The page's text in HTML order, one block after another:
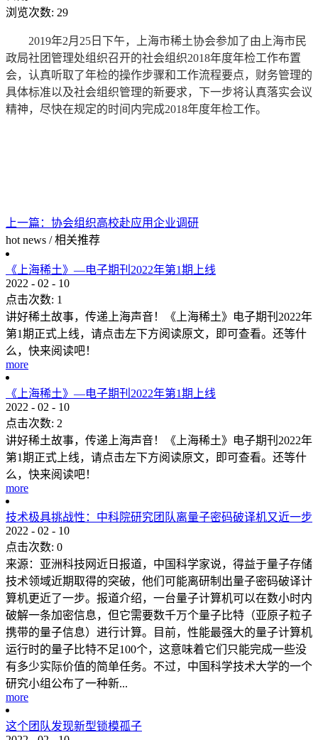
浏览次数: 29
2019年2月25日下午，上海市稀土协会参加了由上海市民
政局社团管理处组织召开的社会组织2018年度年检工作布置
会，认真听取了年检的操作步骤和工作流程要点，财务管理的
具体标准以及社会组织管理的新要求，下一步将认真落实会议
精神，尽快在规定的时间内完成2018年度年检工作。
上一篇： 协会组织高校赴应用企业调研
hot news / 相关推荐
《上海稀土》—电子期刊2022年第1期上线
2022 - 02 - 10
点击次数: 1
讲好稀土故事，传递上海声音！《上海稀土》电子期刊2022年
第1期正式上线，请点击左下方阅读原文，即可查看。还等什
么，快来阅读吧！
more
《上海稀土》—电子期刊2022年第1期上线
2022 - 02 - 10
点击次数: 2
讲好稀土故事，传递上海声音！《上海稀土》电子期刊2022年
第1期正式上线，请点击左下方阅读原文，即可查看。还等什
么，快来阅读吧！
more
技术极具挑战性：中科院研究团队离量子密码破译机又近一步
2022 - 02 - 10
点击次数: 0
来源：亚洲科技网近日报道，中国科学家说，得益于量子存储
技术领域近期取得的突破，他们可能离研制出量子密码破译计
算机更近了一步。报道介绍，一台量子计算机可以在数小时内
破解一条加密信息，但它需要数千万个量子比特（亚原子粒子
携带的量子信息）进行计算。目前，性能最强大的量子计算机
运行时的量子比特不足100个，这意味着它们只能完成一些没
有多少实际价值的简单任务。不过，中国科学技术大学的一个
研究小组公布了一种新...
more
这个团队发现新型锁模孤子